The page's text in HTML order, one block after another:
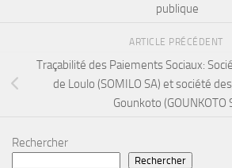
publique
ARTICLE PRÉCÉDENT
Traçabilité des Paiements Sociaux:
de Loulo (SOMILO SA) et société
Gounkoto (GOUNKOTO
Rechercher
Rechercher